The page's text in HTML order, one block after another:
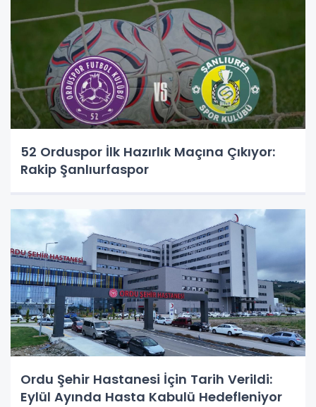
52 Orduspor İlk Hazırlık Maçına Çıkıyor:
Rakip Şanlıurfaspor
Ordu Şehir Hastanesi İçin Tarih Verildi:
Eylül Ayında Hasta Kabulü Hedefleniyor